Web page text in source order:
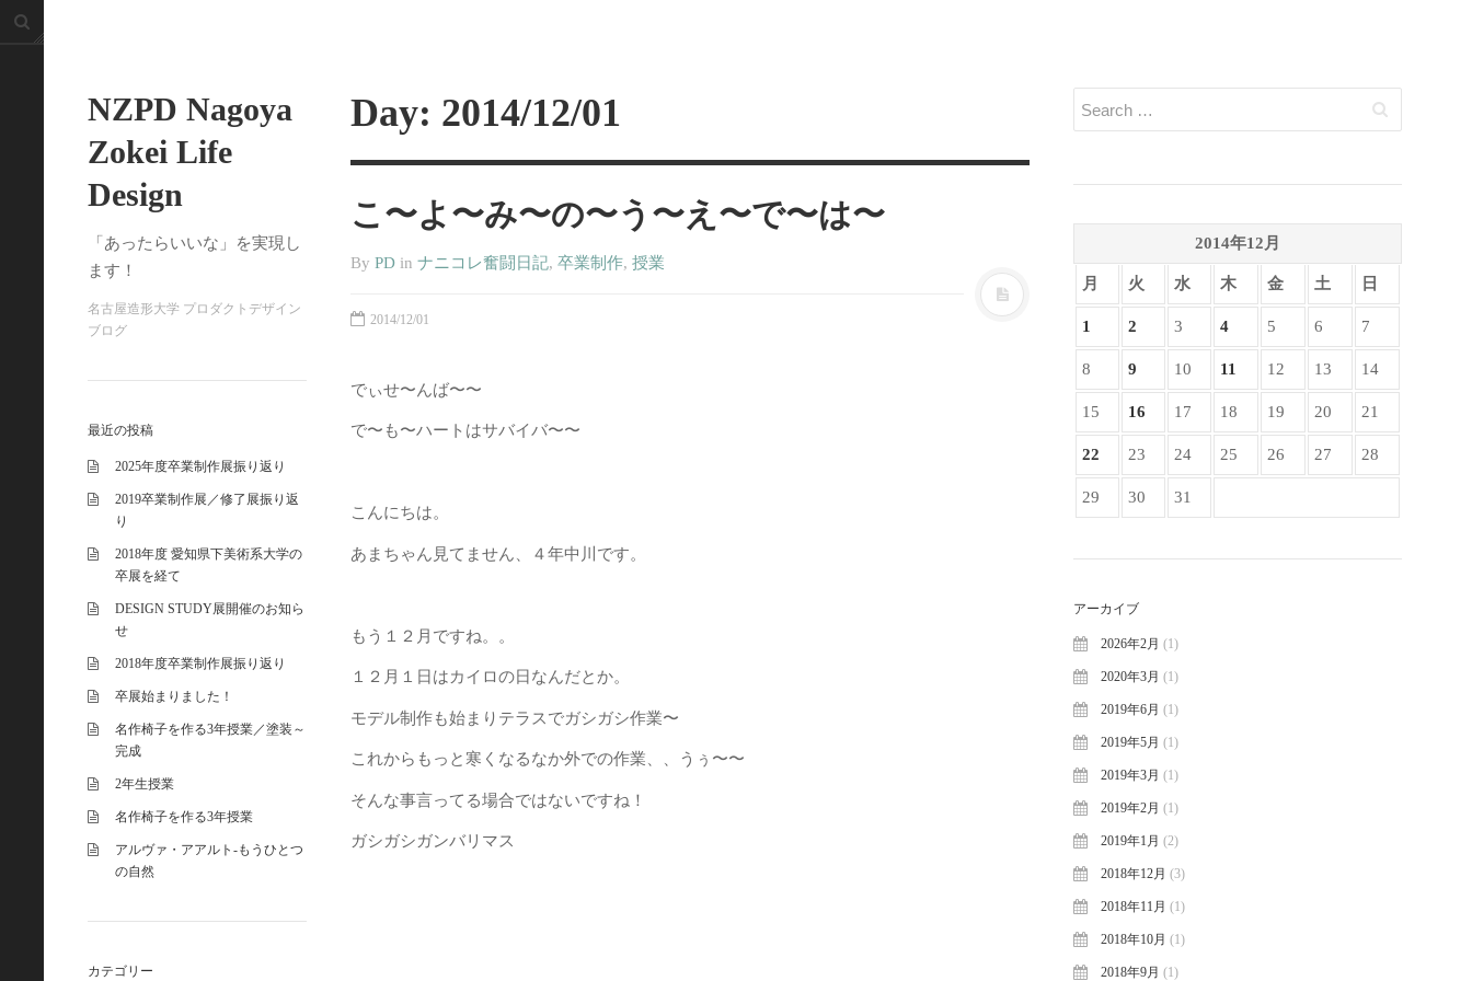
NZPD Nagoya
Zokei Life
Design
「あったらいいな」を実現し
ます！
名古屋造形大学 プロダクトデザイン
ブログ
最近の投稿
2025年度卒業制作展振り返り
2019卒業制作展／修了展振り返
り
2018年度 愛知県下美術系大学の
卒展を経て
DESIGN STUDY展開催のお知ら
せ
2018年度卒業制作展振り返り
卒展始まりました！
名作椅子を作る3年授業／塗装～
完成
2年生授業
名作椅子を作る3年授業
アルヴァ・アアルト-もうひとつ
の自然
カテゴリー
Day: 2014/12/01
こ〜よ〜み〜の〜う〜え〜で〜は〜
By PD in ナニコレ奮闘日記, 卒業制作, 授業
2014/12/01
でぃせ〜んば〜〜
で〜も〜ハートはサバイバ〜〜
こんにちは。
あまちゃん見てません、４年中川です。
もう１２月ですね。。
１２月１日はカイロの日なんだとか。
モデル制作も始まりテラスでガシガシ作業〜
これからもっと寒くなるなか外での作業、、うぅ〜〜
そんな事言ってる場合ではないですね！
ガシガシガンバリマス
2014年12月
月 火 水 木 金 土 日
1 2 3 4 5 6 7
8 9 10 11 12 13 14
15 16 17 18 19 20 21
22 23 24 25 26 27 28
29 30 31
アーカイブ
2026年2月 (1)
2020年3月 (1)
2019年6月 (1)
2019年5月 (1)
2019年3月 (1)
2019年2月 (1)
2019年1月 (2)
2018年12月 (3)
2018年11月 (1)
2018年10月 (1)
2018年9月 (1)